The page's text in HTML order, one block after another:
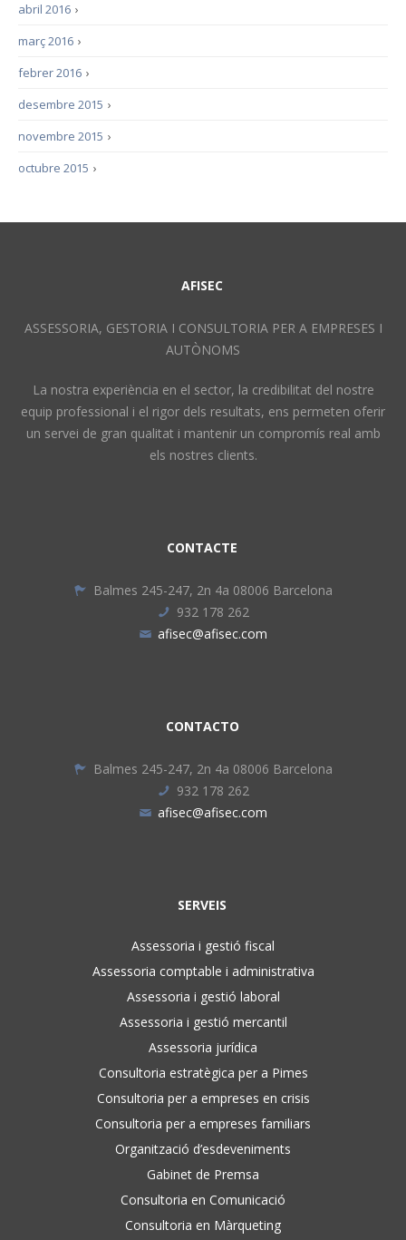
›
abril 2016
›
març 2016
›
febrer 2016
›
desembre 2015
›
novembre 2015
›
octubre 2015
AFISEC
ASSESSORIA, GESTORIA I CONSULTORIA PER A EMPRESES I
AUTÒNOMS
La nostra experiència en el sector, la credibilitat del nostre
equip professional i el rigor dels resultats, ens permeten oferir
un servei de gran qualitat i mantenir un compromís real amb
els nostres clients.
CONTACTE
Balmes 245-247, 2n 4a 08006 Barcelona
932 178 262
afisec@afisec.com
CONTACTO
Balmes 245-247, 2n 4a 08006 Barcelona
932 178 262
afisec@afisec.com
SERVEIS
Assessoria i gestió fiscal
Assessoria comptable i administrativa
Assessoria i gestió laboral
Assessoria i gestió mercantil
Assessoria jurídica
Consultoria estratègica per a Pimes
Consultoria per a empreses en crisis
Consultoria per a empreses familiars
Organització d’esdeveniments
Gabinet de Premsa
Consultoria en Comunicació
Consultoria en Màrqueting